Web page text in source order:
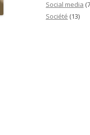
Social media
Société (13)